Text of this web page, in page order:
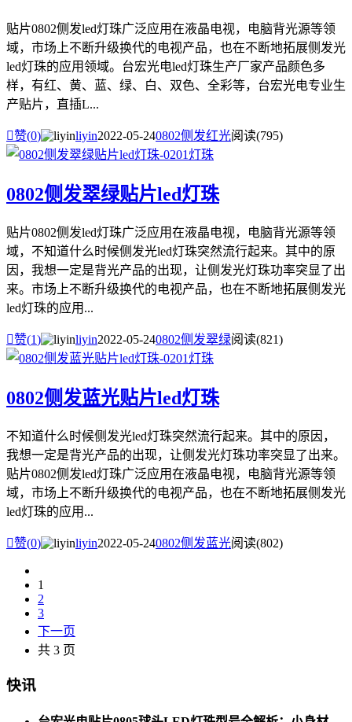
贴片0802侧发led灯珠广泛应用在液晶电视，电脑背光源等领
域，市场上不断升级换代的电视产品，也在不断地拓展侧发光
led灯珠的应用领域。台宏光电led灯珠生产厂家产品颜色多
样，有红、黄、蓝、绿、白、双色、全彩等，台宏光电专业生
产贴片，直插L...
赞(0) liyin2022-05-240802侧发红光阅读(795)
0802侧发翠绿贴片led灯珠
贴片0802侧发led灯珠广泛应用在液晶电视，电脑背光源等领
域，不知道什么时候侧发光led灯珠突然流行起来。其中的原
因，我想一定是背光产品的出现，让侧发光灯珠功率突显了出
来。市场上不断升级换代的电视产品，也在不断地拓展侧发光
led灯珠的应用...
赞(1) liyin2022-05-240802侧发翠绿阅读(821)
0802侧发蓝光贴片led灯珠
不知道什么时候侧发光led灯珠突然流行起来。其中的原因，
我想一定是背光产品的出现，让侧发光灯珠功率突显了出来。
贴片0802侧发led灯珠广泛应用在液晶电视，电脑背光源等领
域，市场上不断升级换代的电视产品，也在不断地拓展侧发光
led灯珠的应用...
赞(0) liyin2022-05-240802侧发蓝光阅读(802)
1
2
3
下一页
共 3 页
快讯